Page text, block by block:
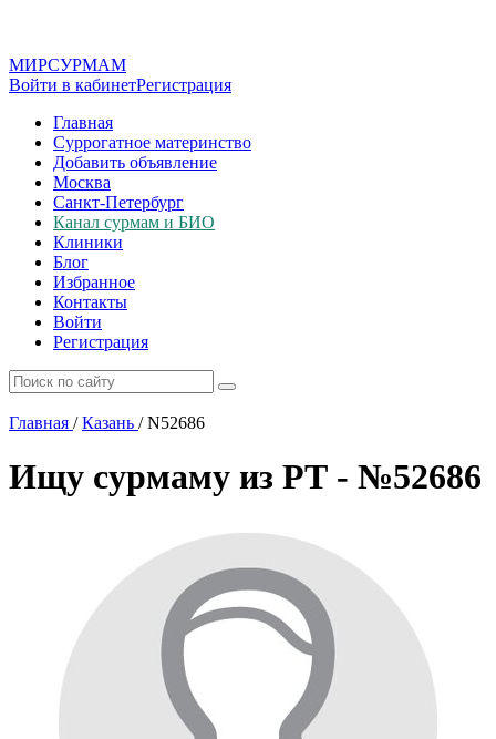
МИРСУРМАМ
Войти в кабинетРегистрация
Главная
Суррогатное материнство
Добавить объявление
Москва
Санкт-Петербург
Канал сурмам и БИО
Клиники
Блог
Избранное
Контакты
Войти
Регистрация
Главная / Казань /N52686
Ищу сурмаму из РТ - №52686